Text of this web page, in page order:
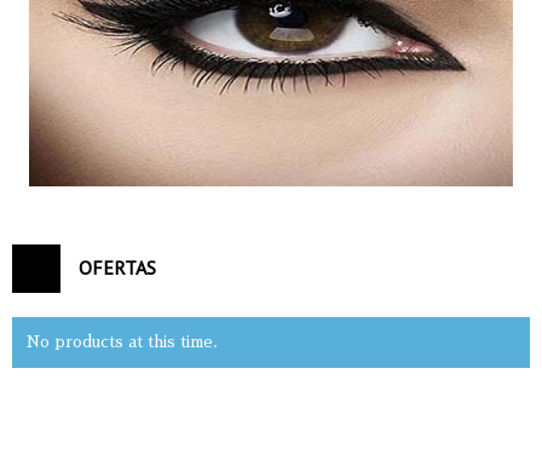
OFERTAS
No products at this time.